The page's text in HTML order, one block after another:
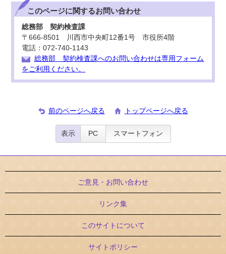
このページに関するお問い合わせ
総務部 契約検査課
〒666-8501 川西市中央町12番1号 市役所4階
電話：072-740-1143
総務部 契約検査課へのお問い合わせは専用フォーム
をご利用ください。
前のページへ戻る トップページへ戻る
表示 PC スマートフォン
ご意見・お問い合わせ
リンク集
このサイトについて
サイトポリシー